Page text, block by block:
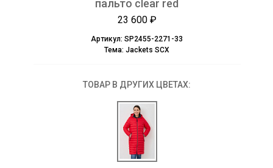
пальто clear red
23 600 ₽
Артикул: SP2455-2271-33
Тема: Jackets SCX
ТОВАР В ДРУГИХ ЦВЕТАХ: